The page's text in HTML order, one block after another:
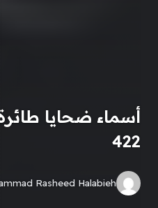
أسماء ضحايا
422
Rasheed Halabieh